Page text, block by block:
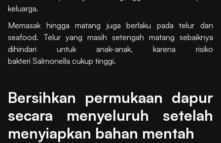
keluarga.
Memasak hingga matang juga berlaku pada telur dan
seafood. Telur yang masih setengah matang sebaiknya
dihindari untuk anak-anak, karena risiko
bakteri Salmonella cukup tinggi.
Bersihkan permukaan dapur
secara menyeluruh setelah
menyiapkan bahan mentah